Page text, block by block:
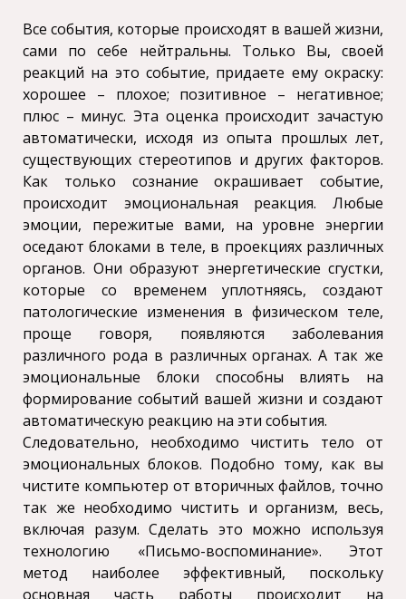
Все события, которые происходят в вашей жизни,
сами по себе нейтральны. Только Вы, своей
реакций на это событие, придаете ему окраску:
хорошее – плохое; позитивное – негативное;
плюс – минус. Эта оценка происходит зачастую
автоматически, исходя из опыта прошлых лет,
существующих стереотипов и других факторов.
Как только сознание окрашивает событие,
происходит эмоциональная реакция. Любые
эмоции, пережитые вами, на уровне энергии
оседают блоками в теле, в проекциях различных
органов. Они образуют энергетические сгустки,
которые со временем уплотняясь, создают
патологические изменения в физическом теле,
проще говоря, появляются заболевания
различного рода в различных органах. А так же
эмоциональные блоки способны влиять на
формирование событий вашей жизни и создают
автоматическую реакцию на эти события.
Следовательно, необходимо чистить тело от
эмоциональных блоков. Подобно тому, как вы
чистите компьютер от вторичных файлов, точно
так же необходимо чистить и организм, весь,
включая разум. Сделать это можно используя
технологию «Письмо-воспоминание». Этот
метод наиболее эффективный, поскольку
основная часть работы происходит на